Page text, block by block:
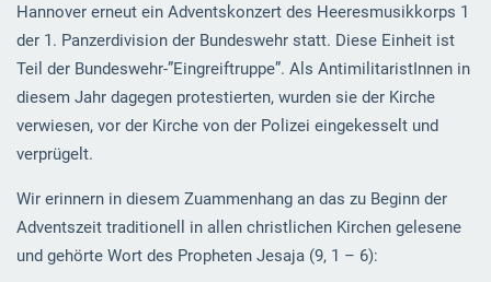
Hannover erneut ein Adventskonzert des Heeresmusikkorps 1
der 1. Panzerdivision der Bundeswehr statt. Diese Einheit ist
Teil der Bundeswehr-”Eingreiftruppe”. Als AntimilitaristInnen in
diesem Jahr dagegen protestierten, wurden sie der Kirche
verwiesen, vor der Kirche von der Polizei eingekesselt und
verprügelt.
Wir erinnern in diesem Zuammenhang an das zu Beginn der
Adventszeit traditionell in allen christlichen Kirchen gelesene
und gehörte Wort des Propheten Jesaja (9, 1 – 6):